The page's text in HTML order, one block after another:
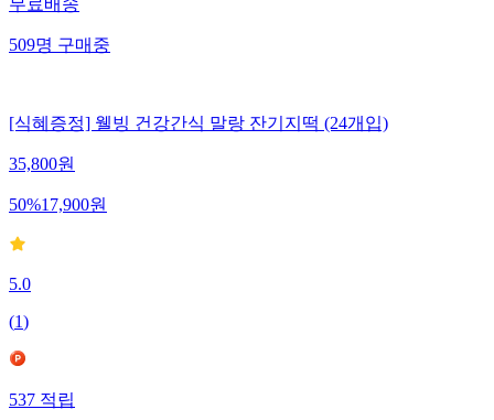
무료배송
509명구매중
[식혜증정] 웰빙 건강간식 말랑 잔기지떡 (24개입)
35,800원
50%17,900원
5.0
(1)
537적립